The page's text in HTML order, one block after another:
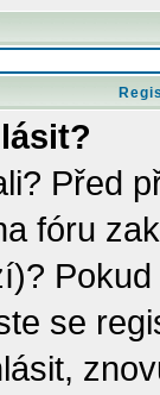
Před
fóru
se